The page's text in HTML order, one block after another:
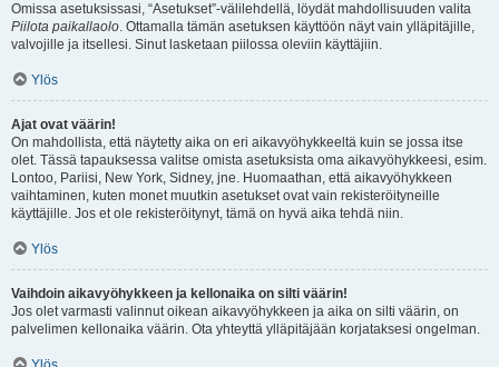
Omissa asetuksissasi, “Asetukset”-välilehdellä, löydät mahdollisuuden valita
Piilota paikallaolo. Ottamalla tämän asetuksen käyttöön näyt vain ylläpitäjille,
valvojille ja itsellesi. Sinut lasketaan piilossa oleviin käyttäjiin.
Ylös
Ajat ovat väärin!
On mahdollista, että näytetty aika on eri aikavyöhykkeeltä kuin se jossa itse
olet. Tässä tapauksessa valitse omista asetuksista oma aikavyöhykkeesi, esim.
Lontoo, Pariisi, New York, Sidney, jne. Huomaathan, että aikavyöhykkeen
vaihtaminen, kuten monet muutkin asetukset ovat vain rekisteröityneille
käyttäjille. Jos et ole rekisteröitynyt, tämä on hyvä aika tehdä niin.
Ylös
Vaihdoin aikavyöhykkeen ja kellonaika on silti väärin!
Jos olet varmasti valinnut oikean aikavyöhykkeen ja aika on silti väärin, on
palvelimen kellonaika väärin. Ota yhteyttä ylläpitäjään korjataksesi ongelman.